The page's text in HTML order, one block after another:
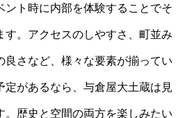
ント時に内部を体験することでそ
す。アクセスのしやすさ、町並み
良さなど、様々な要素が揃ってい
定があるなら、与倉屋大土蔵は見
。歴史と空間の両方を楽しみたい